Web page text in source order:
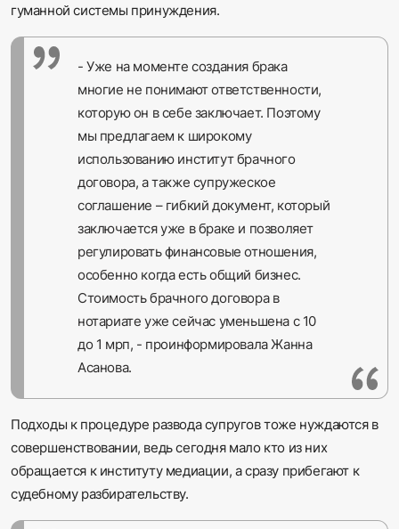
гуманной системы принуждения.
- Уже на моменте создания брака
многие не понимают ответственности,
которую он в себе заключает. Поэтому
мы предлагаем к широкому
использованию институт брачного
договора, а также супружеское
соглашение – гибкий документ, который
заключается уже в браке и позволяет
регулировать финансовые отношения,
особенно когда есть общий бизнес.
Стоимость брачного договора в
нотариате уже сейчас уменьшена с 10
до 1 мрп, - проинформировала Жанна
Асанова.
Подходы к процедуре развода супругов тоже нуждаются в
совершенствовании, ведь сегодня мало кто из них
обращается к институту медиации, а сразу прибегают к
судебному разбирательству.